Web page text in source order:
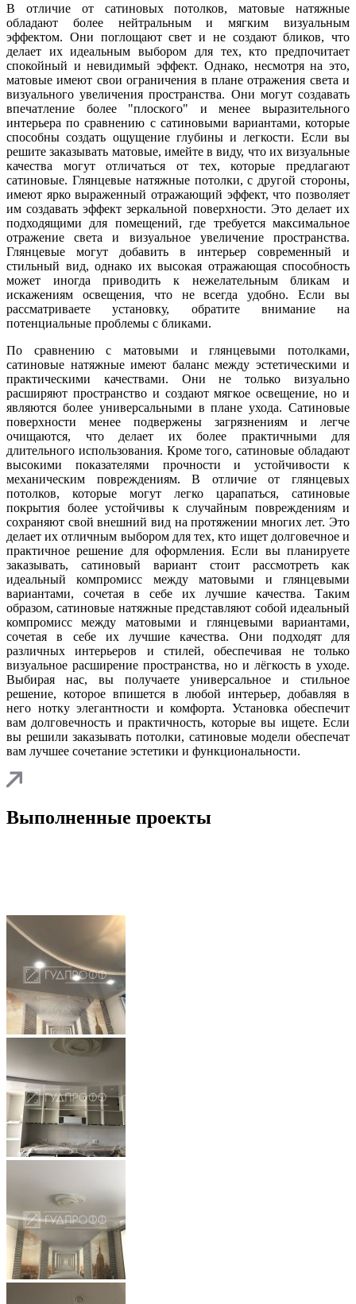
В отличие от сатиновых потолков, матовые натяжные
обладают более нейтральным и мягким визуальным
эффектом. Они поглощают свет и не создают бликов, что
делает их идеальным выбором для тех, кто предпочитает
спокойный и невидимый эффект. Однако, несмотря на это,
матовые имеют свои ограничения в плане отражения света и
визуального увеличения пространства. Они могут создавать
впечатление более "плоского" и менее выразительного
интерьера по сравнению с сатиновыми вариантами, которые
способны создать ощущение глубины и легкости. Если вы
решите заказывать матовые, имейте в виду, что их визуальные
качества могут отличаться от тех, которые предлагают
сатиновые. Глянцевые натяжные потолки, с другой стороны,
имеют ярко выраженный отражающий эффект, что позволяет
им создавать эффект зеркальной поверхности. Это делает их
подходящими для помещений, где требуется максимальное
отражение света и визуальное увеличение пространства.
Глянцевые могут добавить в интерьер современный и
стильный вид, однако их высокая отражающая способность
может иногда приводить к нежелательным бликам и
искажениям освещения, что не всегда удобно. Если вы
рассматриваете установку, обратите внимание на
потенциальные проблемы с бликами.
По сравнению с матовыми и глянцевыми потолками,
сатиновые натяжные имеют баланс между эстетическими и
практическими качествами. Они не только визуально
расширяют пространство и создают мягкое освещение, но и
являются более универсальными в плане ухода. Сатиновые
поверхности менее подвержены загрязнениям и легче
очищаются, что делает их более практичными для
длительного использования. Кроме того, сатиновые обладают
высокими показателями прочности и устойчивости к
механическим повреждениям. В отличие от глянцевых
потолков, которые могут легко царапаться, сатиновые
покрытия более устойчивы к случайным повреждениям и
сохраняют свой внешний вид на протяжении многих лет. Это
делает их отличным выбором для тех, кто ищет долговечное и
практичное решение для оформления. Если вы планируете
заказывать, сатиновый вариант стоит рассмотреть как
идеальный компромисс между матовыми и глянцевыми
вариантами, сочетая в себе их лучшие качества. Таким
образом, сатиновые натяжные представляют собой идеальный
компромисс между матовыми и глянцевыми вариантами,
сочетая в себе их лучшие качества. Они подходят для
различных интерьеров и стилей, обеспечивая не только
визуальное расширение пространства, но и лёгкость в уходе.
Выбирая нас, вы получаете универсальное и стильное
решение, которое впишется в любой интерьер, добавляя в
него нотку элегантности и комфорта. Установка обеспечит
вам долговечность и практичность, которые вы ищете. Если
вы решили заказывать потолки, сатиновые модели обеспечат
вам лучшее сочетание эстетики и функциональности.
Выполненные проекты